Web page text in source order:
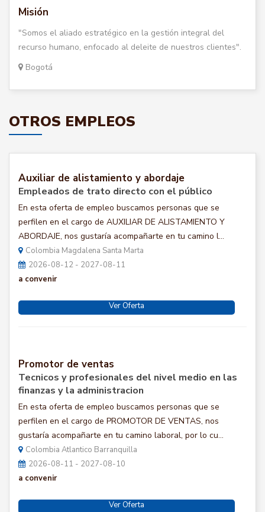
Misión
"Somos el aliado estratégico en la gestión integral del
recurso humano, enfocado al deleite de nuestros clientes".
Bogotá
OTROS EMPLEOS
Auxiliar de alistamiento y abordaje
Empleados de trato directo con el público
En esta oferta de empleo buscamos personas que se
perfilen en el cargo de AUXILIAR DE ALISTAMIENTO Y
ABORDAJE, nos gustaría acompañarte en tu camino l...
Colombia Magdalena Santa Marta
2026-08-12 - 2027-08-11
a convenir
Ver Oferta
Promotor de ventas
Tecnicos y profesionales del nivel medio en las
finanzas y la administracion
En esta oferta de empleo buscamos personas que se
perfilen en el cargo de PROMOTOR DE VENTAS, nos
gustaría acompañarte en tu camino laboral, por lo cu...
Colombia Atlantico Barranquilla
2026-08-11 - 2027-08-10
a convenir
Ver Oferta